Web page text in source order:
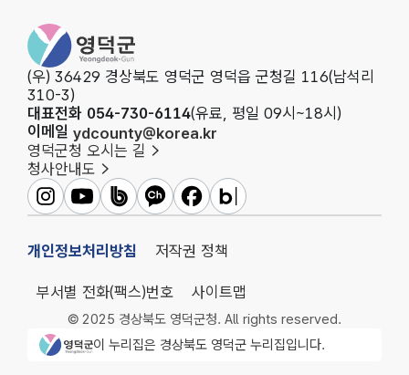
영덕군청
(우) 36429 경상북도 영덕군 영덕읍 군청길 116(남석리
310-3)
대표전화 054-730-6114(유료, 평일 09시~18시)
이메일 ydcounty@korea.kr
영덕군청 오시는 길
청사안내도
영덕군인스타그램
영덕군유튜브영덕군밴드영덕군카카오채널
영덕군페이스북
영덕군블로그
개인정보처리방침 저작권 정책
부서별 전화(팩스)번호 사이트맵
© 2025 경상북도 영덕군청. All rights reserved.
영덕군청 로고이 누리집은 경상북도 영덕군 누리집입니다.